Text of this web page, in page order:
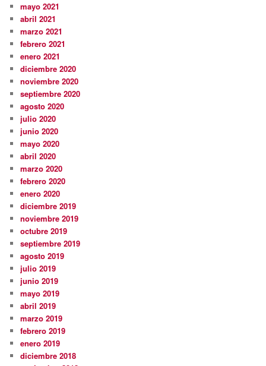
mayo 2021
abril 2021
marzo 2021
febrero 2021
enero 2021
diciembre 2020
noviembre 2020
septiembre 2020
agosto 2020
julio 2020
junio 2020
mayo 2020
abril 2020
marzo 2020
febrero 2020
enero 2020
diciembre 2019
noviembre 2019
octubre 2019
septiembre 2019
agosto 2019
julio 2019
junio 2019
mayo 2019
abril 2019
marzo 2019
febrero 2019
enero 2019
diciembre 2018